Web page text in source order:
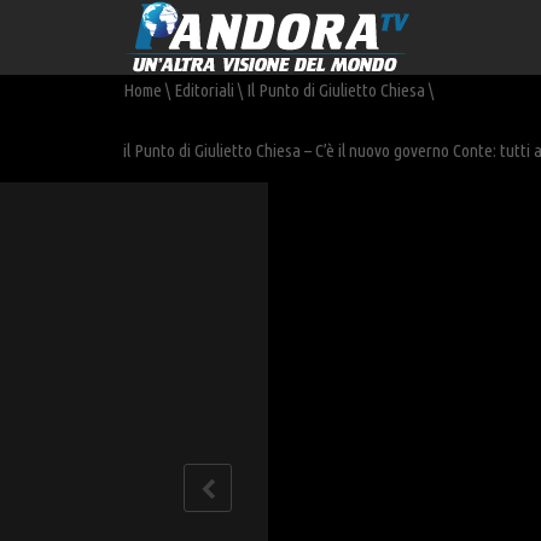
Home \ Editoriali \ Il Punto di Giulietto Chiesa \
il Punto di Giulietto Chiesa – C’è il nuovo governo Conte: tutti